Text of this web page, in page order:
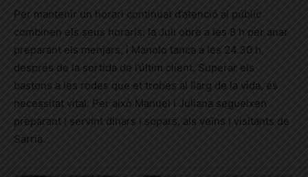
Per mantenir un horari continuat d’atenció al públic
combinen els seus horaris: la Juli obre a les 8 h per anar
preparant els menjars, i Manolo tanca a les 24.30 h,
després de la sortida de l’últim client. Superar els
bastons a les rodes que et trobes al llarg de la vida, és
necessitat vital. Per això Manuel i Juliana segueixen
preparant i servint dinars i sopars, als veïns i visitants de
Sarrià.